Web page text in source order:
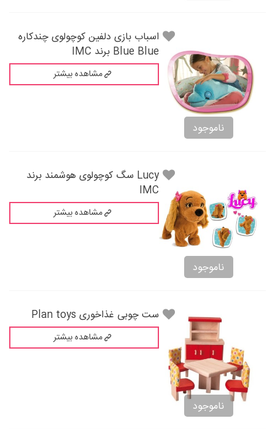
ناموجود
اسباب بازی دلفین کوچولوی چندکاره
Blue Blue برند IMC
مشاهده بیشتر
ناموجود
Lucy سگ کوچولوی هوشمند برند
IMC
مشاهده بیشتر
ناموجود
ست چوبی غذاخوری Plan toys
مشاهده بیشتر